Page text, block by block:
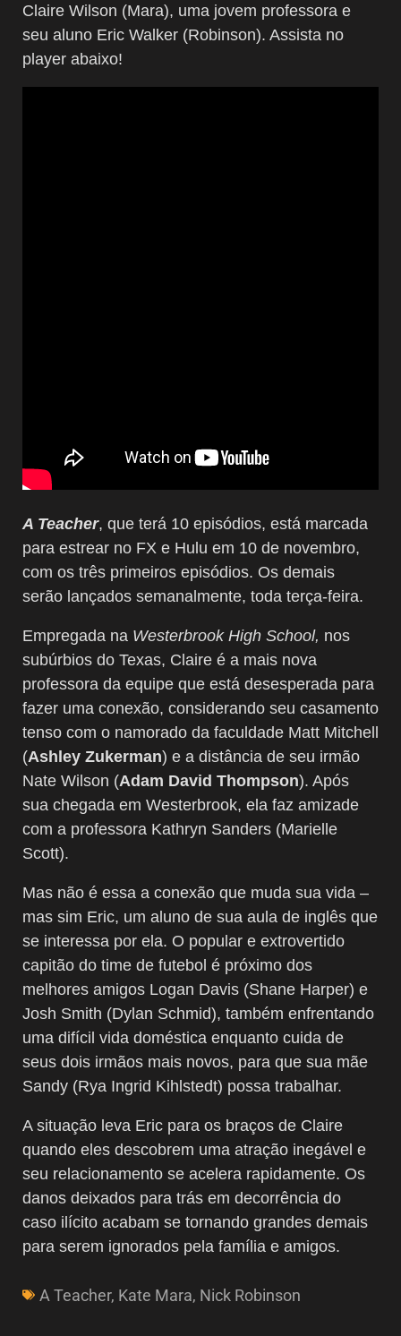
Claire Wilson (Mara), uma jovem professora e
seu aluno Eric Walker (Robinson). Assista no
player abaixo!
A Teacher, que terá 10 episódios, está marcada
para estrear no FX e Hulu em 10 de novembro,
com os três primeiros episódios. Os demais
serão lançados semanalmente, toda terça-feira.
Empregada na Westerbrook High School, nos
subúrbios do Texas, Claire é a mais nova
professora da equipe que está desesperada para
fazer uma conexão, considerando seu casamento
tenso com o namorado da faculdade Matt Mitchell
(Ashley Zukerman) e a distância de seu irmão
Nate Wilson (Adam David Thompson). Após
sua chegada em Westerbrook, ela faz amizade
com a professora Kathryn Sanders (Marielle
Scott).
Mas não é essa a conexão que muda sua vida –
mas sim Eric, um aluno de sua aula de inglês que
se interessa por ela. O popular e extrovertido
capitão do time de futebol é próximo dos
melhores amigos Logan Davis (Shane Harper) e
Josh Smith (Dylan Schmid), também enfrentando
uma difícil vida doméstica enquanto cuida de
seus dois irmãos mais novos, para que sua mãe
Sandy (Rya Ingrid Kihlstedt) possa trabalhar.
A situação leva Eric para os braços de Claire
quando eles descobrem uma atração inegável e
seu relacionamento se acelera rapidamente. Os
danos deixados para trás em decorrência do
caso ilícito acabam se tornando grandes demais
para serem ignorados pela família e amigos.
A Teacher, Kate Mara, Nick Robinson